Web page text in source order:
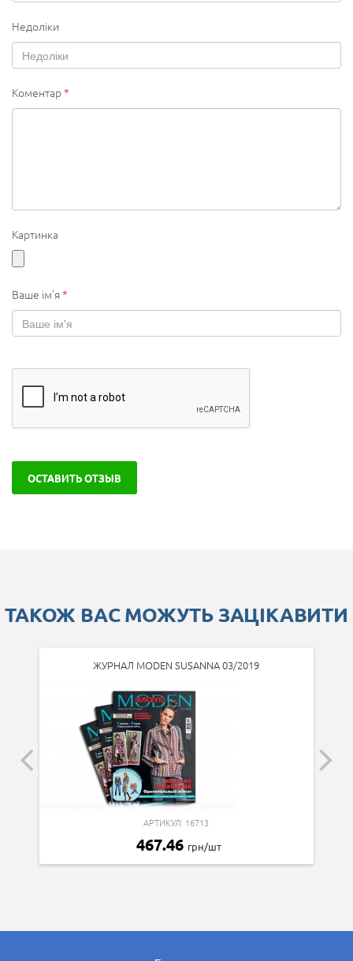
Недоліки
Коментар*
Картинка
Ваше ім'я*
ОСТАВИТЬ ОТЗЫВ
ТАКОЖ ВАС МОЖУТЬ ЗАЦІКАВИТИ
ЖУРНАЛ MODEN SUSANNA 03/2019
АРТИКУЛ: 16713
467.46 грн/шт